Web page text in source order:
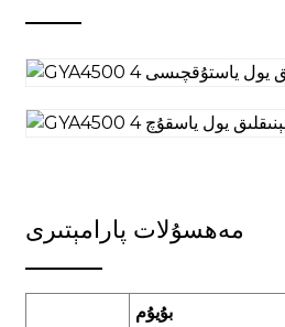
مەھسۇلات پارامېتىرى
بۇيۇم